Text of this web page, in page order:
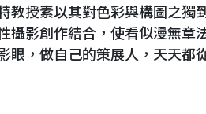
教授素以其對色彩與構圖之獨
攝影創作結合，使看似漫無章
眼，做自己的策展人，天天都